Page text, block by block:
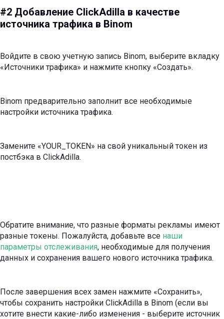
#2 Добавление ClickAdilla в качестве
источника трафика в Binom
Войдите в свою учетную запись Binom, выберите вкладку
«Источники трафика» и нажмите кнопку «Создать».
Binom предварительно заполнит все необходимые
настройки источника трафика.
Замените «YOUR_TOKEN» на свой уникальный токен из
постбэка в ClickAdilla.
Обратите внимание, что разные форматы рекламы имеют
разные токены. Пожалуйста, добавьте все наши
параметры отслеживания, необходимые для получения
данных и сохранения вашего нового источника трафика.
После завершения всех замен нажмите «Сохранить»,
чтобы сохранить настройки ClickAdilla в Binom (если вы
хотите внести какие-либо изменения - выберите источник